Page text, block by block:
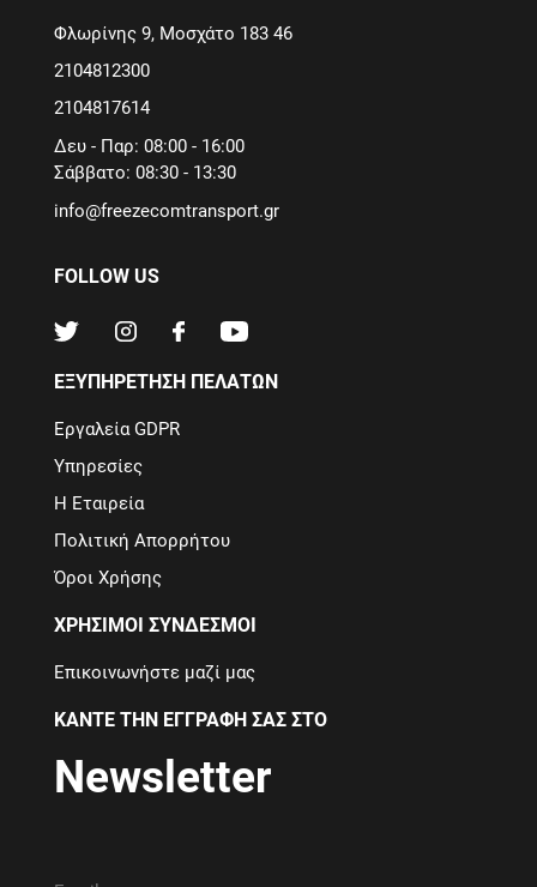
Φλωρίνης 9, Μοσχάτο 183 46
2104812300
2104817614
Δευ - Παρ: 08:00 - 16:00
Σάββατο: 08:30 - 13:30
info@freezecomtransport.gr
FOLLOW US
ΕΞΥΠΗΡΈΤΗΣΗ ΠΕΛΑΤΏΝ
Εργαλεία GDPR
Υπηρεσίες
Η Εταιρεία
Πολιτική Απορρήτου
Όροι Χρήσης
ΧΡΉΣΙΜΟΙ ΣΎΝΔΕΣΜΟΙ
Επικοινωνήστε μαζί μας
ΚΆΝΤΕ ΤΗΝ ΕΓΓΡΑΦΉ ΣΑΣ ΣΤΟ
Newsletter